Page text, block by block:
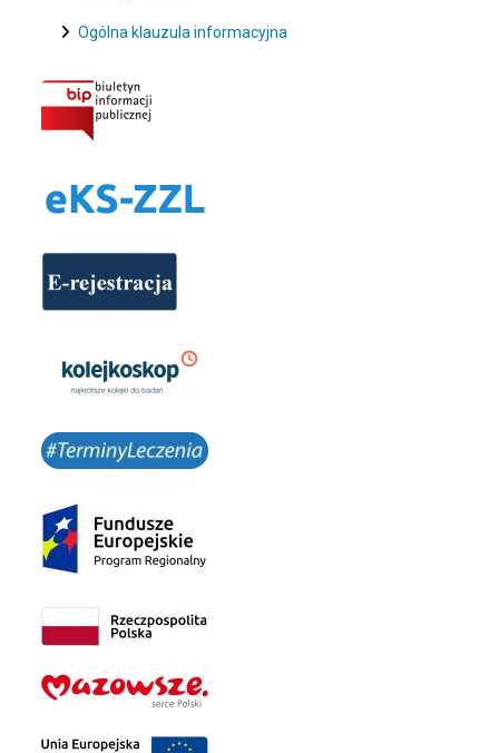
Ogólna klauzula informacyjna